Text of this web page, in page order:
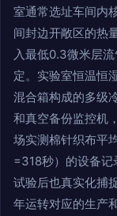
室通常选址车间内
间封边开敞区的热
入最低0.3微米层
定。实验室恒温恒
混合箱构成的多级
和真空备份监控机
场实测棉针织布平
=318秒）的设备记
试验后也真实化捕
年运转对应的生产